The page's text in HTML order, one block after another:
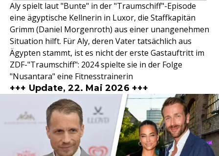
Aly spielt laut "Bunte" in der "Traumschiff"-Episode
eine ägyptische Kellnerin in Luxor, die Staffkapitän
Grimm (Daniel Morgenroth) aus einer unangenehmen
Situation hilft. Für Aly, deren Vater tatsächlich aus
Ägypten stammt, ist es nicht der erste Gastauftritt im
ZDF-"Traumschiff": 2024 spielte sie in der Folge
"Nusantara" eine Fitnesstrainerin
+++ Update, 22. Mai 2026 +++